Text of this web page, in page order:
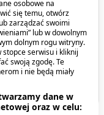
Kakaowe,
skóra normalna i
zł
osobowe na
się temu, otwórz
zarządzać swoimi
lub w dowolnym
dolnym rogu witryny.
stopce serwisu i kliknij
swoją zgodę. Te
i nie będą miały
dane w
oraz w celu: